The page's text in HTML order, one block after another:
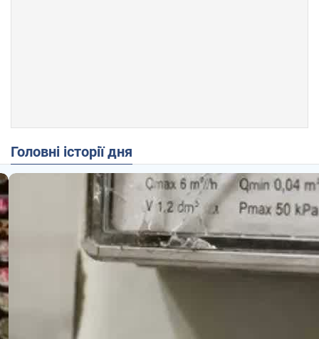
Головні історії дня